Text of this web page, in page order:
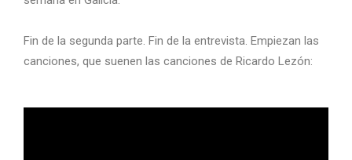
Fin de la segunda parte. Fin de la entrevista. Empiezan las
canciones, que suenen las canciones de Ricardo Lezón: